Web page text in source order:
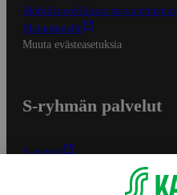
Mobiilisovelluksen saavutettavuus
Mainostajalle
Muuta evästeasetuksia
S-ryhmän palvelut
S-ryhmä
Yhteishyvä Ruoka -sovellus